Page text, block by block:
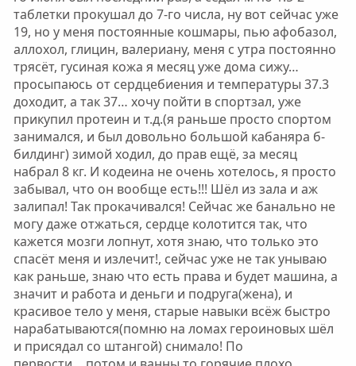
таблетки прокушал до 7-го числа, ну вот сейчас уже
19, но у меня постоянные кошмары, пью афобазол,
аллохол, глицин, валериану, меня с утра постоянно
трясёт, гусиная кожа я месяц уже дома сижу…
просыпаюсь от сердцебиения и температуры 37.3
доходит, а так 37… хочу пойти в спортзал, уже
прикупил протеин и т.д.(я раньше просто спортом
занимался, и был довольно большой кабаняра б-
билдинг) зимой ходил, до прав ещё, за месяц
набрал 8 кг. И кодеина не очень хотелось, я просто
забывал, что он вообще есть!!! Шёл из зала и аж
залипал! Так прокачивался! Сейчас же банально не
могу даже отжаться, сердце колотится так, что
кажется мозги лопнут, хотя знаю, что только это
спасёт меня и излечит!, сейчас уже не так унываю
как раньше, знаю что есть права и будет машина, а
значит и работа и деньги и подруга(жена), и
красивое тело у меня, старые навыки всёж быстро
нарабатываются(помню на ломах героиновых шёл
и присядал со штангой) снимало! По